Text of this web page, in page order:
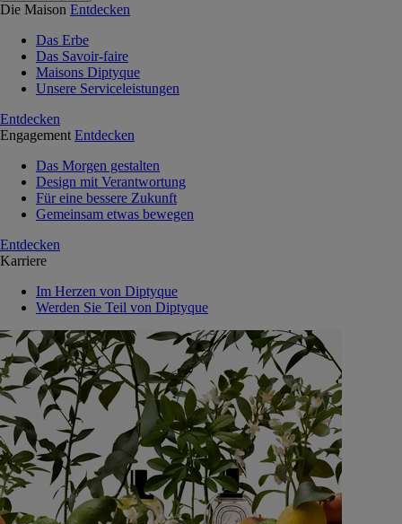
Die Maison Entdecken
Das Erbe
Das Savoir-faire
Maisons Diptyque
Unsere Serviceleistungen
Entdecken
Engagement Entdecken
Das Morgen gestalten
Design mit Verantwortung
Für eine bessere Zukunft
Gemeinsam etwas bewegen
Entdecken
Karriere
Im Herzen von Diptyque
Werden Sie Teil von Diptyque